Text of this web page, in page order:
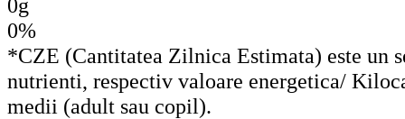
0%
*CZE (Cantitatea Zilnica Estimata) este
nutrienti, respectiv valoare energetica/
medii (adult sau copil).